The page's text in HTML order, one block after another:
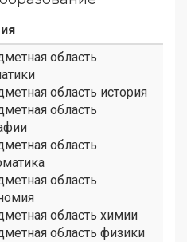
область
область история
область
область
область
область химии
область физики